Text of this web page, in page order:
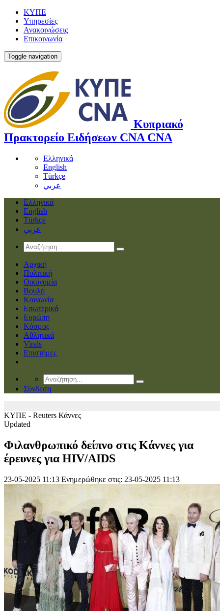
ΚΥΠΕ
Υπηρεσίες
Ανακοινώσεις
Επικοινωνία
Toggle navigation
Κυπριακό
Πρακτορείο Ειδήσεων CNA CNA
Ελληνικά
English
Türkçe
عربي
Ελληνικά
English
Türkçe
عربي
Αρχική
Πολιτική
Οικονομία
Βουλή
Κοινωνία
Εσωτερικά
Ευρώπη
Κόσμος
Αθλητικά
Virals
Επιστήμες
Σύνδεση
ΚΥΠΕ - Reuters Κάννες
Updated
Φιλανθρωπικό δείπνο στις Κάννες για
έρευνες για HIV/AIDS
23-05-2025 11:13 Ενημερώθηκε στις: 23-05-2025 11:13